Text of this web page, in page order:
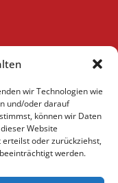
wir Technologien wie
und/oder darauf
können wir Daten
Website
oder zurückziehst,
werden.